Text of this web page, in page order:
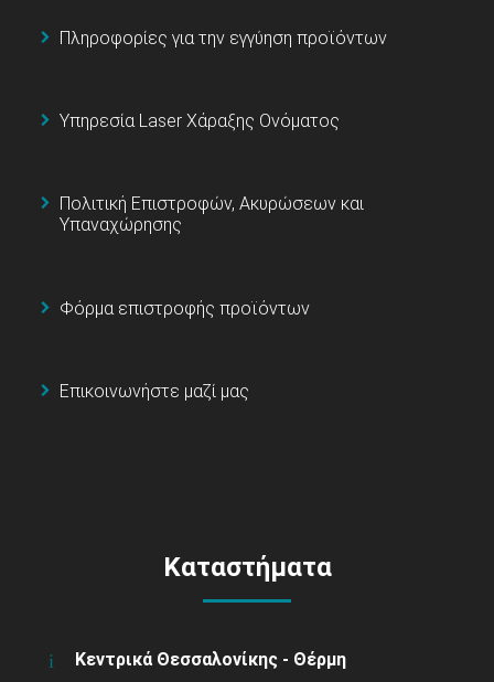
Πληροφορίες για την εγγύηση προϊόντων
Υπηρεσία Laser Χάραξης Ονόματος
Πολιτική Επιστροφών, Ακυρώσεων και
Υπαναχώρησης
Φόρμα επιστροφής προϊόντων
Επικοινωνήστε μαζί μας
Καταστήματα
Κεντρικά Θεσσαλονίκης - Θέρμη